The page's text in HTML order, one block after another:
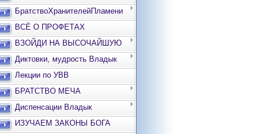
БратствоХранителейПламени
ВСЁ О ПРОФЕТАХ
ВЗОЙДИ НА ВЫСОЧАЙШУЮ
ВЕРШИНУ
Диктовки, мудрость Владык
Лекции по УВВ
БРАТСТВО МЕЧА
Диспенсации Владык
ИЗУЧАЕМ ЗАКОНЫ БОГА